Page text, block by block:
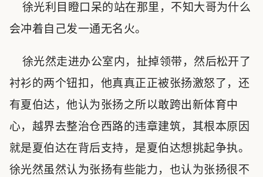
徐光利目瞪口呆的站在那里，不知大哥为什么
会冲着自己发一通无名火。
徐光然走进办公室内，扯掉领带，然后松开了
衬衫的两个钮扣，他真真正正被张扬激怒了，还
有夏伯达，他认为张扬之所以敢跨出新体育中
心，越界去整治仓西路的违章建筑，其根本原因
就是夏伯达在背后支持，是夏伯达想挑起争执。
徐光然虽然认为张扬有些能力，也认为张扬很不